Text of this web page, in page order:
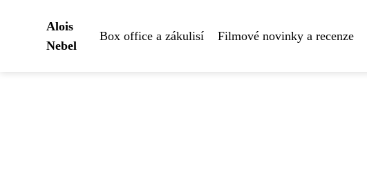
Alois
Nebel
Box office a zákulisí Filmové novinky a recenze